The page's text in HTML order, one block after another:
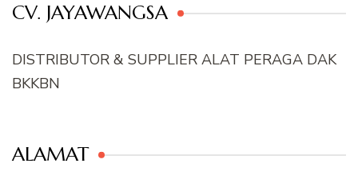
CV. JAYAWANGSA
DISTRIBUTOR & SUPPLIER ALAT PERAGA DAK
BKKBN
ALAMAT